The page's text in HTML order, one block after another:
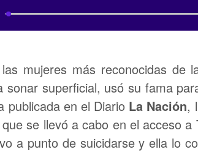
mujeres más reconocidas de
sonar superficial, usó su fama
publicada en el Diario La Nación,
se llevó a cabo en el acceso
a punto de suicidarse y ella lo